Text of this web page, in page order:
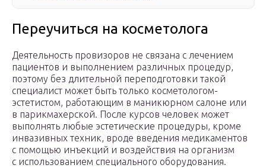
Переучиться на косметолога
Деятельность провизоров не связана с лечением
пациентов и выполнением различных процедур,
поэтому без длительной переподготовки такой
специалист может быть только косметологом-
эстетистом, работающим в маникюрном салоне или
в парикмахерской. После курсов человек может
выполнять любые эстетические процедуры, кроме
инвазивных техник, вроде введения медикаментов
с помощью инъекций и воздействия на организм
с использованием специального оборудования.